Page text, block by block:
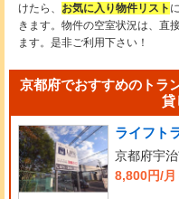
けたら、 お気に入り物件リスト
きます。物件の空室状況は、直
ます。是非ご利用下さい！
京都府でおすすめのトラ
貸
ライフト
京都府宇
8,800円/月